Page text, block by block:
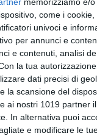
come i
univoci e
per annunci e
e contenuti, analisi
la tua
dati precisi di
la scansione del
ai nostri 1019 partner
In alternativa puoi
e modificare le
soluzione sarà un
l’amore è
follia.
diGianni
Ferzan Ozpetek , la
è firmata da
Ranfagnie
Nel cast troviamo